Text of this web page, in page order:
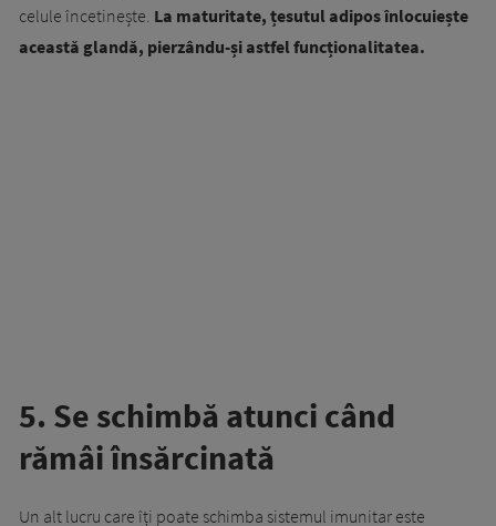
celule încetinește. La maturitate, țesutul adipos înlocuiește
această glandă, pierzându-și astfel funcționalitatea.
5. Se schimbă atunci când
rămâi însărcinată
Un alt lucru care îți poate schimba sistemul imunitar este